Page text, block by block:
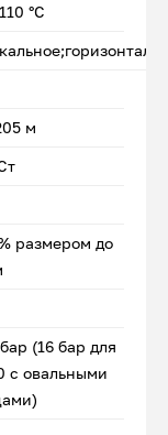
°C
м
размером до
(16 бар для
с овальными